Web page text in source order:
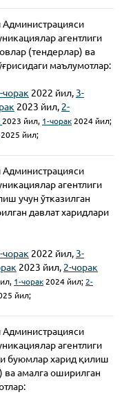
Администрацияси
агентлиги
(тендерлар) ва
маълумотлар:
чорак 2022 йил, 3-
2023 йил, 2-
2023 йил, 1-чорак 2024 йил;
2025 йил;
Администрацияси
агентлиги
учун ўтказилган
давлат харидлари
чорак 2022 йил, 3-
2023 йил, 2-чорак
1-чорак 2024 йил; 2-
йил;
Администрацияси
агентлиги
буюмлар харид қилиш
ва амалга оширилган